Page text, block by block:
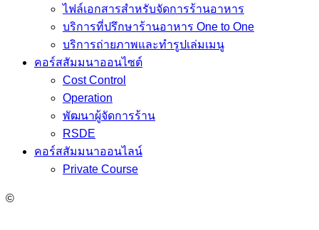
ไฟล์เอกสารสำหรับจัดการร้านอาหาร
บริการที่ปรึกษาร้านอาหาร One to One
บริการถ่ายภาพและทำรูปเล่มเมนู
คอร์สสัมมนาออนไซต์
Cost Control
Operation
พัฒนาผู้จัดการร้าน
RSDE
คอร์สสัมมนาออนไลน์
Private Course
©